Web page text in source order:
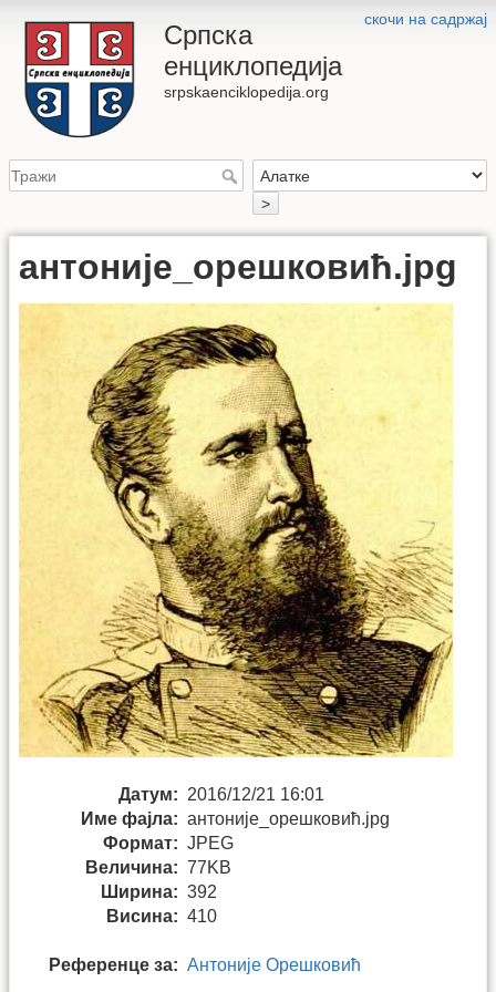
скочи на садржај
Српска
енциклопедија
srpskaenciklopedija.org
>
антоније_орешковић.jpg
Датум: 2016/12/21 16:01
Име фајла: антоније_орешковић.jpg
Формат: JPEG
Величина: 77KB
Ширина: 392
Висина: 410
Референце за: Антоније Орешковић